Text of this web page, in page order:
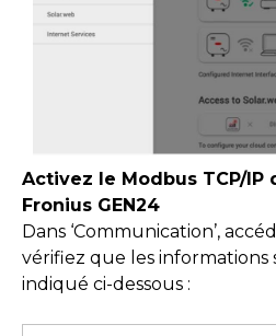
Activez le Modbus TCP/IP
Fronius GEN24
Dans ‘Communication’,
vérifiez que les informations
indiqué ci-dessous :